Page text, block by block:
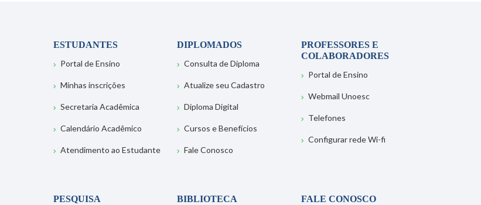
ESTUDANTES
Portal de Ensino
Minhas inscrições
Secretaria Acadêmica
Calendário Acadêmico
Atendimento ao Estudante
DIPLOMADOS
Consulta de Diploma
Atualize seu Cadastro
Diploma Digital
Cursos e Benefícios
Fale Conosco
PROFESSORES E
COLABORADORES
Portal de Ensino
Webmail Unoesc
Telefones
Configurar rede Wi-fi
PESQUISA
BIBLIOTECA
FALE CONOSCO